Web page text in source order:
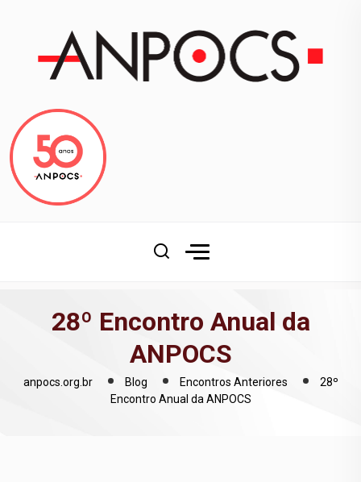
28º Encontro Anual da
ANPOCS
anpocs.org.br Blog Encontros Anteriores
28º
Encontro Anual da ANPOCS